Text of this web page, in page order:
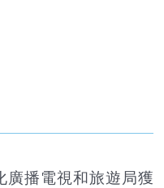
播電視和旅遊局獲